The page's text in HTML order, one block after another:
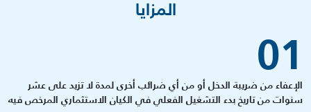
المزايا
01
الإعفاء من ضريبة الدخل أو من أي ضرائب أخرى لمدة لا تزيد على عشر
سنوات من تاريخ بدء التشغيل الفعلي في الكيان الاستثماري المرخص فيه